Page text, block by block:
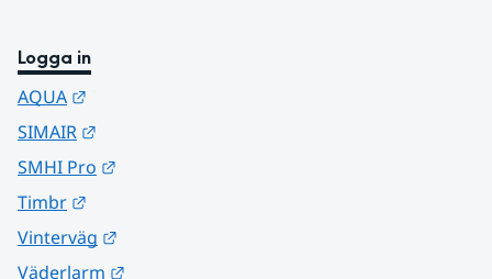
Logga in
AQUA
SIMAIR
SMHI Pro
Timbr
Vinterväg
Väderlarm